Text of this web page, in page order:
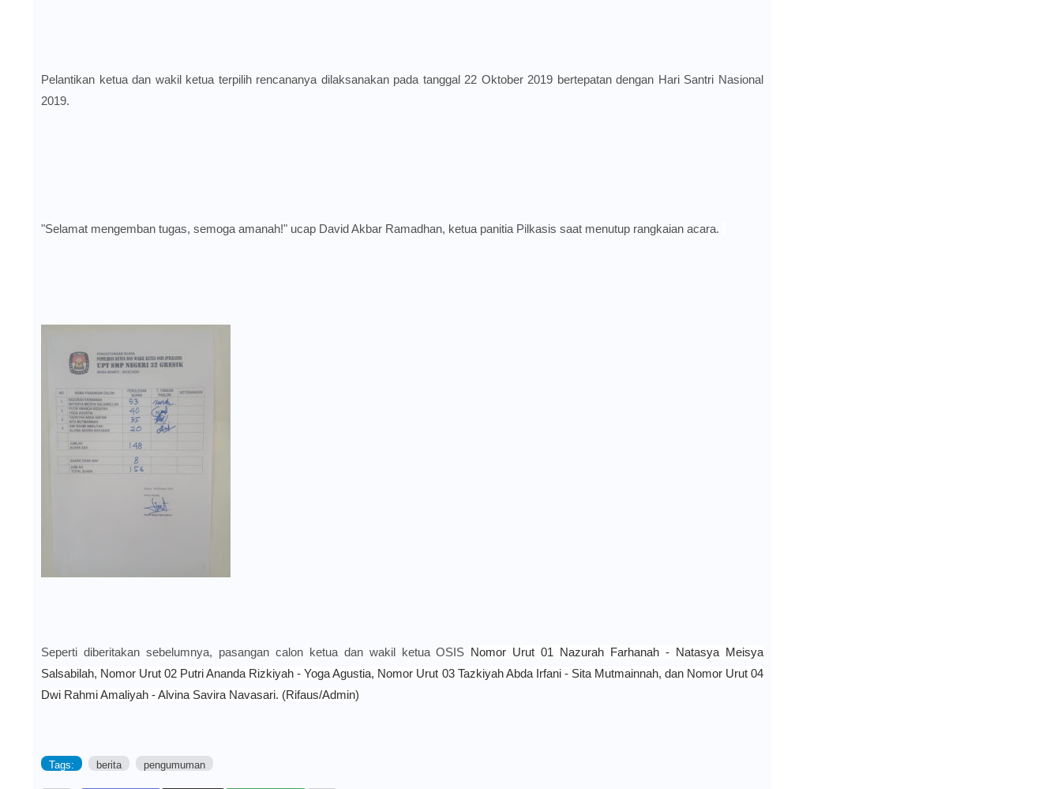
Pelantikan ketua dan wakil ketua terpilih rencananya dilaksanakan pada tanggal 22 Oktober 2019 bertepatan dengan Hari Santri Nasional
2019.
"Selamat mengemban tugas, semoga amanah!" ucap David Akbar Ramadhan, ketua panitia Pilkasis saat menutup rangkaian acara.
Seperti diberitakan sebelumnya, pasangan calon ketua dan wakil ketua OSIS Nomor Urut 01 Nazurah Farhanah - Natasya Meisya
Salsabilah, Nomor Urut 02 Putri Ananda Rizkiyah - Yoga Agustia, Nomor Urut 03 Tazkiyah Abda Irfani - Sita Mutmainnah, dan Nomor Urut 04
Dwi Rahmi Amaliyah - Alvina Savira Navasari. (Rifaus/Admin)
Tags: berita pengumuman